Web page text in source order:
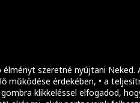
élményt szeretné nyújtani
működése érdekében, • a
klikkeléssel elfogadod,